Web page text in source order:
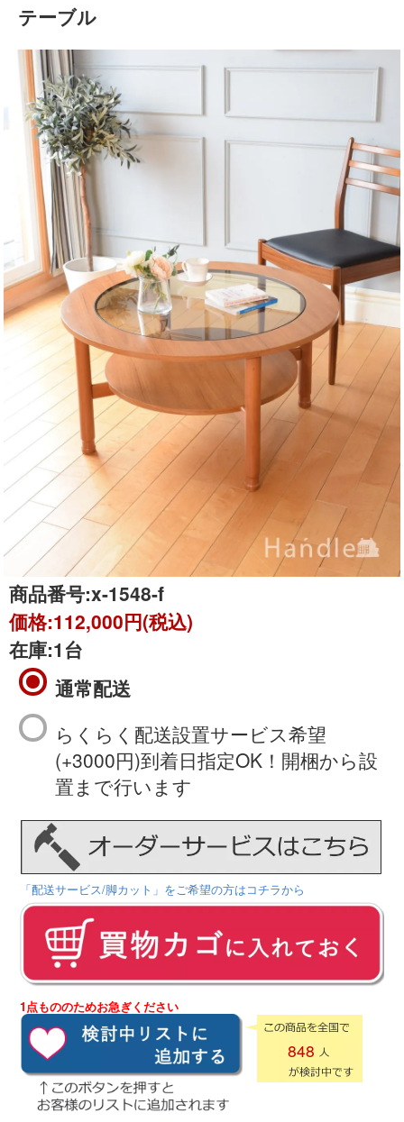
テーブル
商品番号:x-1548-f
価格:112,000円(税込)
在庫:1台
通常配送
らくらく配送設置サービス希望
(+3000円)到着日指定OK！開梱から設
置まで行います
「配送サービス/脚カット」をご希望の方はコチラから
1点もののためお急ぎください
848